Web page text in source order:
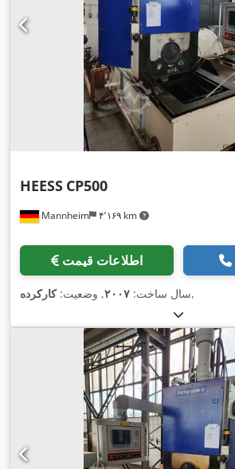
Mannheim ۴٬۱۶۹ km
HEESS CP500
اطلاعات قیمت
سال ساخت: ۲۰۰۷, وضعیت:کارکرده ,